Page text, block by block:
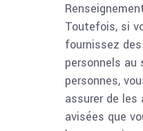
Toutefois, si
fournissez
personnels au
personnes,
assurer de les
avisées que